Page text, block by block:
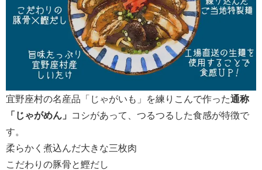
宜野座村の名産品「じゃがいも」を練りこんで作った通称
「じゃがめん」
コシがあって、つるつるした食感が特徴で
す。
柔らかく煮込んだ大きな三枚肉
こだわりの豚骨と鰹だし